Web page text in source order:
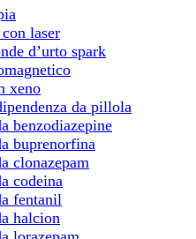
laser
d’urto spark
xeno
da pillola
benzodiazepine
buprenorfina
clonazepam
сodeina
fentanil
halcion